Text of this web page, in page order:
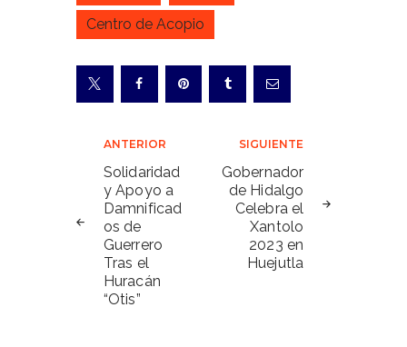
Centro de Acopio
Navegación
de
entradas
ANTERIOR
Solidaridad
y Apoyo a
Damnificad
os de
Guerrero
Tras el
Huracán
“Otis”
SIGUIENTE
Gobernador
de Hidalgo
Celebra el
Xantolo
2023 en
Huejutla